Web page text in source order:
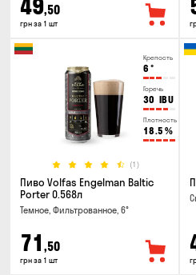
49,50
грн за 1 шт
Крепость
6 °
Горечь
30 IBU
Плотность
18.5 %
(1)
Пиво Volfas Engelman Baltic
Porter 0.568л
Темное, Фильтрованное, 6°
71 ,50
грн за 1 шт